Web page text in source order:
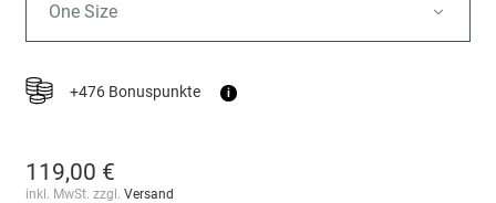
One Size
+476 Bonuspunkte i
119,00 €
inkl. MwSt. zzgl. Versand